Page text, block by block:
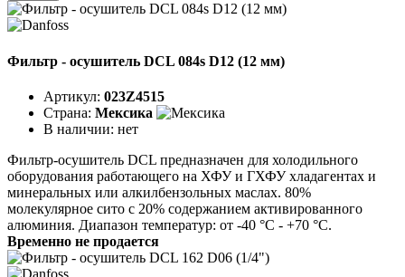
Фильтр - осушитель DCL 084s D12 (12 мм)
Артикул: 023Z4515
Страна: Мексика
В наличии: нет
Фильтр-осушитель DCL предназначен для холодильного
оборудования работающего на ХФУ и ГХФУ хладагентах и
минеральных или алкилбензольных маслах. 80%
молекулярное сито с 20% содержанием активированного
алюминия. Диапазон температур: от -40 °C - +70 °C.
Временно не продается